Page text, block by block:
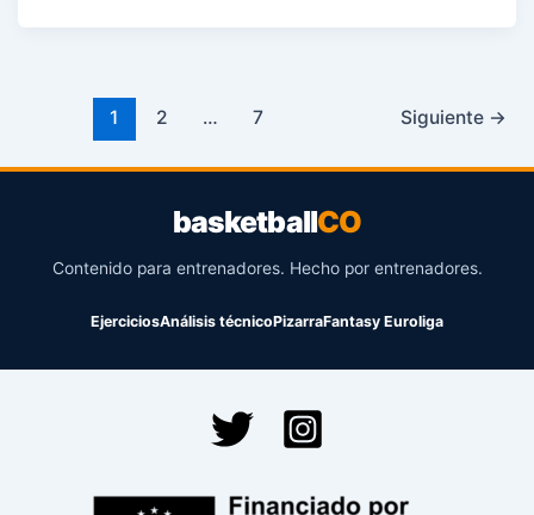
1 2 … 7 Siguiente →
basketballCO
Contenido para entrenadores. Hecho por entrenadores.
EjerciciosAnálisis técnicoPizarraFantasy Euroliga